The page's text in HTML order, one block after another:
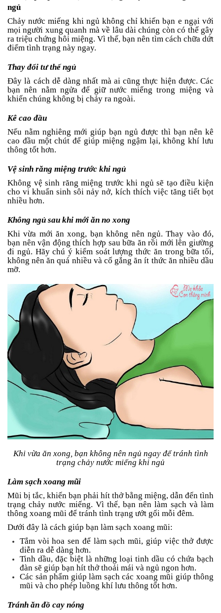
ngủ
Chảy nước miếng khi ngủ không chỉ khiến bạn e ngại với
mọi người xung quanh mà về lâu dài chúng còn có thể gây
ra triệu chứng hôi miệng. Vì thế, bạn nên tìm cách chữa dứt
điểm tình trạng này ngay.
Thay đổi tư thế ngủ
Đây là cách dễ dàng nhất mà ai cũng thực hiện được. Các
bạn nên nằm ngửa để giữ nước miếng trong miệng và
khiến chúng không bị chảy ra ngoài.
Kê cao đầu
Nếu nằm nghiêng mới giúp bạn ngủ được thì bạn nên kê
cao đầu một chút để giúp miệng ngậm lại, không khí lưu
thông tốt hơn.
Vệ sinh răng miệng trước khi ngủ
Không vệ sinh răng miệng trước khi ngủ sẽ tạo điều kiện
cho vi khuẩn sinh sôi nảy nở, kích thích việc tăng tiết bọt
nhiều hơn.
Không ngủ sau khi mới ăn no xong
Khi vừa mới ăn xong, bạn không nên ngủ. Thay vào đó,
bạn nên vận động thích hợp sau bữa ăn rồi mới lên giường
đi ngủ. Hãy chú ý kiểm soát lượng thức ăn trong bữa tối,
không nên ăn quá nhiều và cố gắng ăn ít thức ăn nhiều dầu
mỡ.
Khi vừa ăn xong, bạn không nên ngủ ngay để tránh tình
trạng chảy nước miếng khi ngủ
Làm sạch xoang mũi
Mũi bị tắc, khiến bạn phải hít thở bằng miệng, dẫn đến tình
trạng chảy nước miếng. Vì thế, bạn nên làm sạch và làm
thông xoang mũi để tránh tình trạng ướt gối mỗi đêm.
Dưới đây là cách giúp bạn làm sạch xoang mũi:
Tắm vòi hoa sen để làm sạch mũi, giúp việc thở được
diễn ra dễ dàng hơn.
Tinh dầu, đặc biệt là những loại tinh dầu có chứa bạch
đàn sẽ giúp bạn hít thở thoải mái và ngủ ngon hơn.
Các sản phẩm giúp làm sạch các xoang mũi giúp thông
mũi và cho phép luồng khí lưu thông tốt hơn.
Tránh ăn đồ cay nóng